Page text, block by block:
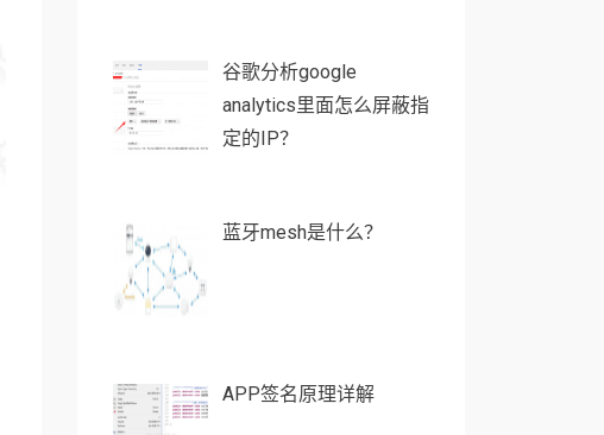
谷歌分析google
analytics里面怎么屏蔽指
定的IP？
蓝牙mesh是什么？
APP签名原理详解